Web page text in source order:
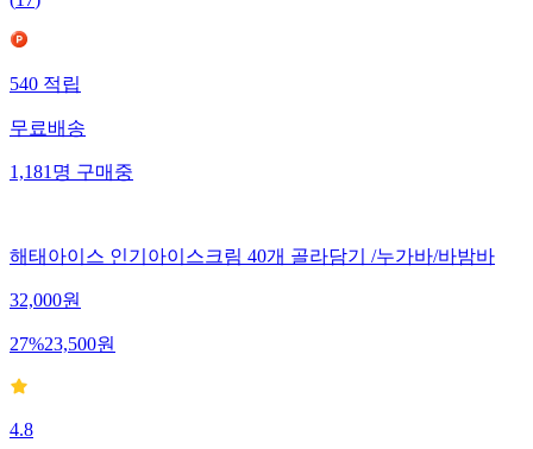
(17)
540적립
무료배송
1,181명구매중
해태아이스 인기아이스크림 40개 골라담기 /누가바/바밤바
32,000원
27%23,500원
4.8